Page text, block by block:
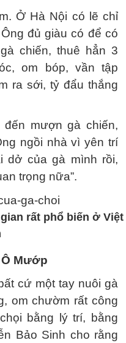
Ở Hà Nội có lẽ chỉ
đủ giàu có để có
chiến, thuê hẳn 3
om bóp, vần tập
ra sới, tỷ đẩu thắng
mượn gà chiến,
ngồi nhà vì yên trí
dở của gà mình rồi,
trọng nữa”.
rất phổ biến ở Việt
Mướp
cứ một tay nuôi gà
om chườm rất công
bằng lý trí, bằng
Bảo Sinh cho rằng